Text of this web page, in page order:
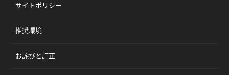
サイトポリシー
推奨環境
お詫びと訂正